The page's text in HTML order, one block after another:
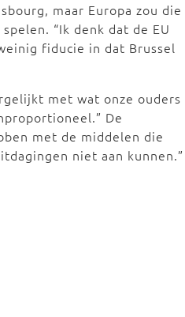
maar Europa zou die
“Ik denk dat de EU
fiducie in dat Brussel
met wat onze ouders
De
met de middelen die
niet aan kunnen.”